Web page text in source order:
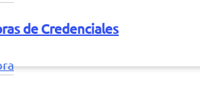
de Credenciales